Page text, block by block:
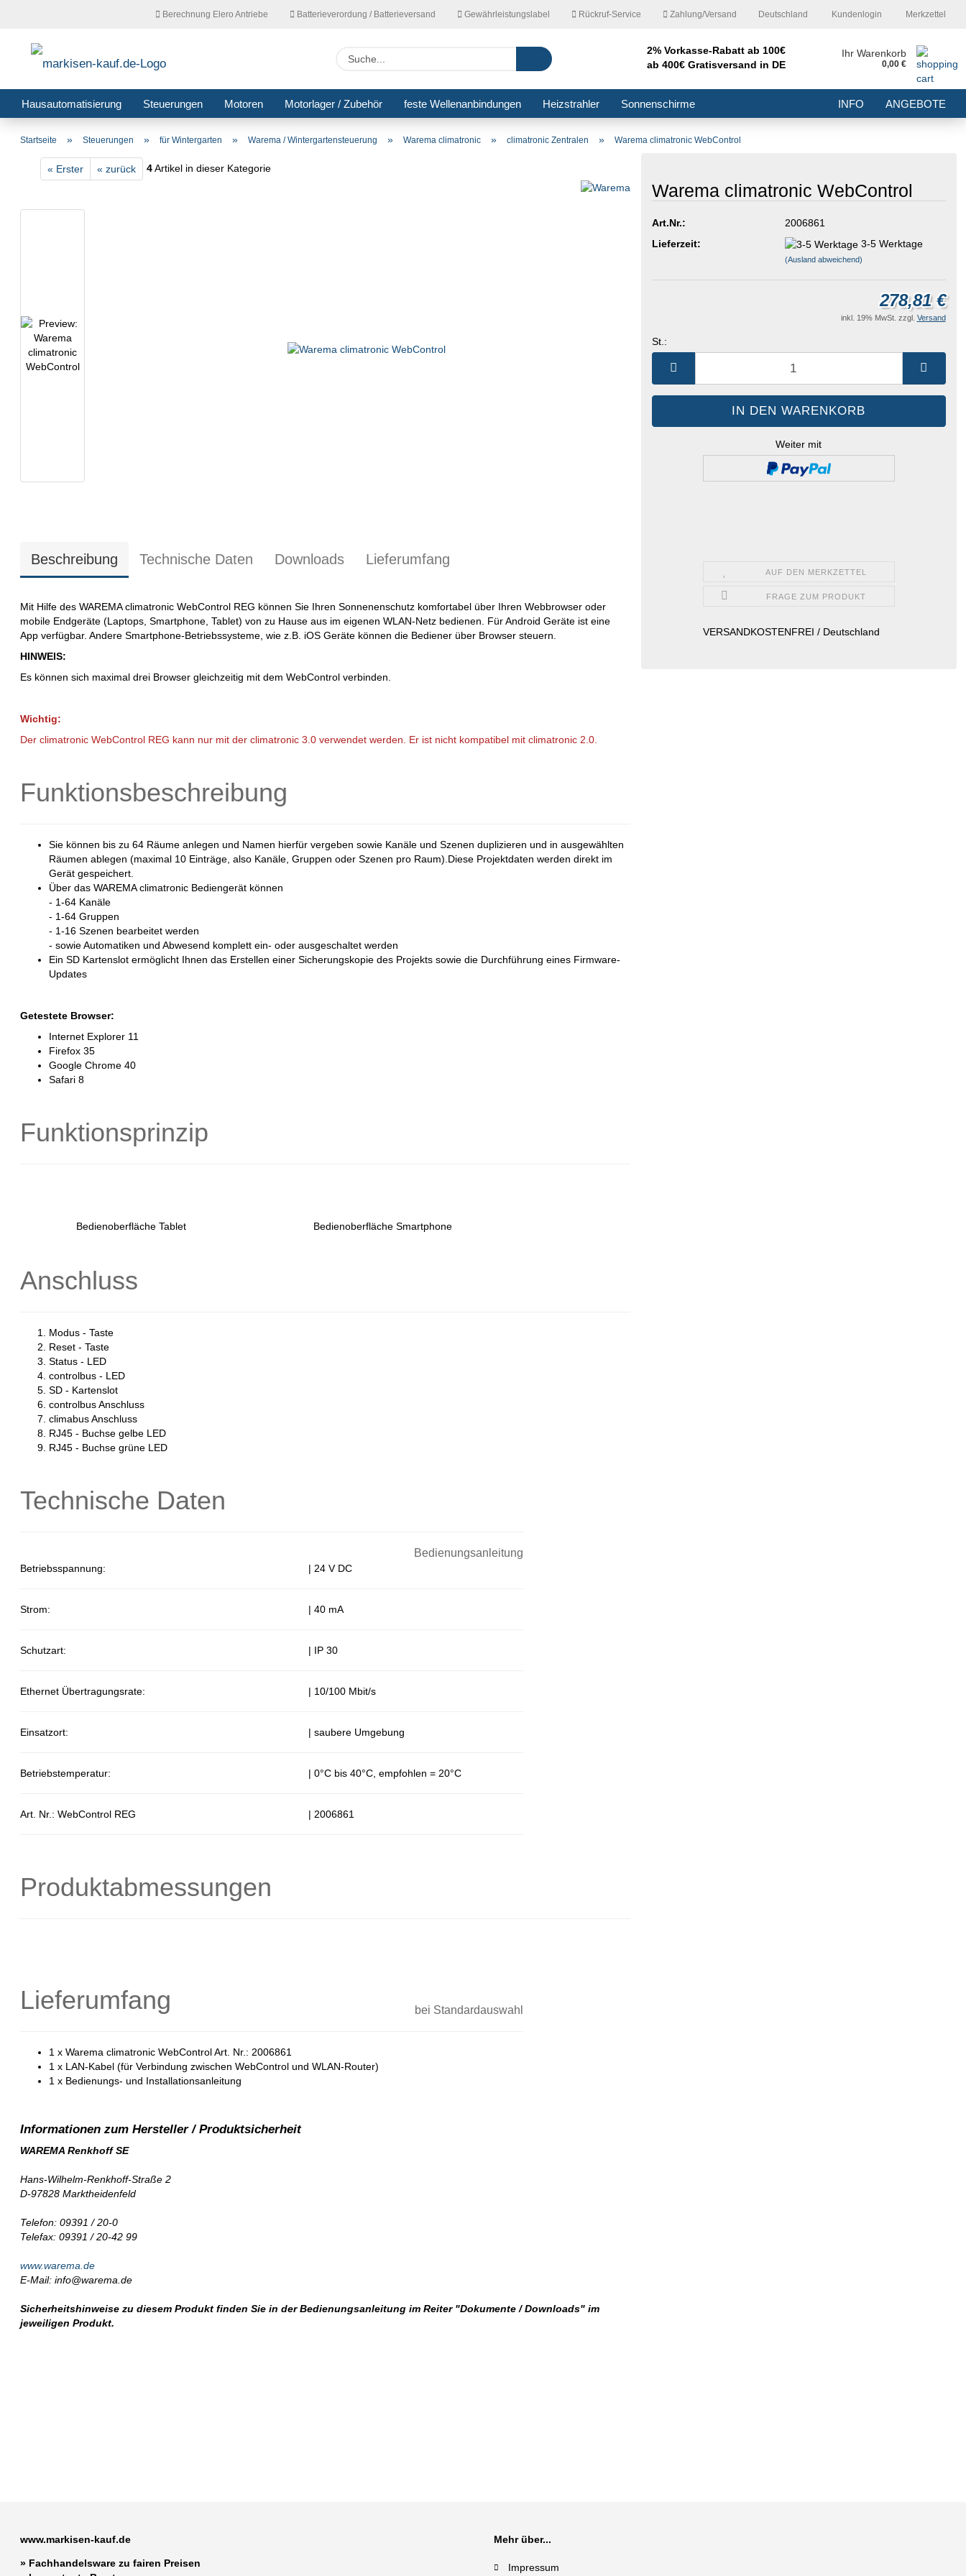
Berechnung Elero Antriebe Batterieverordung / Batterieversand Gewährleistungslabel Rückruf-Service Zahlung/Versand Deutschland
Lieferland
Kundenlogin
Konto erstellen
Passwort vergessen?
Merkzettel
Suche...
2% Vorkasse-Rabatt ab 100€
ab 400€ Gratisversand in DE
Ihr Warenkorb
0,00 €
Hausautomatisierung Steuerungen Motoren Motorlager / Zubehör feste Wellenanbindungen Heizstrahler Sonnenschirme INFO ANGEBOTE
Startseite » Steuerungen » für Wintergarten » Warema / Wintergartensteuerung » Warema climatronic » climatronic Zentralen » Warema climatronic WebControl
« Erster « zurück 4Artikel in dieser Kategorie
Warema climatronic WebControl
Art.Nr.:
2006861
Lieferzeit:
3-5 Werktage
(Ausland abweichend)
278,81 €
inkl. 19% MwSt. zzgl. Versand
St.:
Weiter mit
AUF DEN MERKZETTEL
FRAGE ZUM PRODUKT
VERSANDKOSTENFREI / Deutschland
Beschreibung Technische Daten Downloads Lieferumfang
Mit Hilfe des WAREMA climatronic WebControl REG können Sie Ihren Sonnenenschutz komfortabel über Ihren Webbrowser oder
mobile Endgeräte (Laptops, Smartphone, Tablet) von zu Hause aus im eigenen WLAN-Netz bedienen. Für Android Geräte ist eine
App verfügbar. Andere Smartphone-Betriebssysteme, wie z.B. iOS Geräte können die Bediener über Browser steuern.
HINWEIS:
Es können sich maximal drei Browser gleichzeitig mit dem WebControl verbinden.
Wichtig:
Der climatronic WebControl REG kann nur mit der climatronic 3.0 verwendet werden. Er ist nicht kompatibel mit climatronic 2.0.
Funktionsbeschreibung
Sie können bis zu 64 Räume anlegen und Namen hierfür vergeben sowie Kanäle und Szenen duplizieren und in ausgewählten
Räumen ablegen (maximal 10 Einträge, also Kanäle, Gruppen oder Szenen pro Raum).Diese Projektdaten werden direkt im
Gerät gespeichert.
Über das WAREMA climatronic Bediengerät können
- 1-64 Kanäle
- 1-64 Gruppen
- 1-16 Szenen bearbeitet werden
- sowie Automatiken und Abwesend komplett ein- oder ausgeschaltet werden
Ein SD Kartenslot ermöglicht Ihnen das Erstellen einer Sicherungskopie des Projekts sowie die Durchführung eines Firmware-
Updates
Getestete Browser:
Internet Explorer 11
Firefox 35
Google Chrome 40
Safari 8
Funktionsprinzip
Bedienoberfläche Tablet Bedienoberfläche Smartphone
Anschluss
Modus - Taste
Reset - Taste
Status - LED
controlbus - LED
SD - Kartenslot
controlbus Anschluss
climabus Anschluss
RJ45 - Buchse gelbe LED
RJ45 - Buchse grüne LED
Technische Daten
Bedienungsanleitung
Betriebsspannung: | 24 V DC
Strom: | 40 mA
Schutzart: | IP 30
Ethernet Übertragungsrate: | 10/100 Mbit/s
Einsatzort: | saubere Umgebung
Betriebstemperatur: | 0°C bis 40°C, empfohlen = 20°C
Art. Nr.: WebControl REG | 2006861
Produktabmessungen
Lieferumfang bei Standardauswahl
1 x Warema climatronic WebControl Art. Nr.: 2006861
1 x LAN-Kabel (für Verbindung zwischen WebControl und WLAN-Router)
1 x Bedienungs- und Installationsanleitung
WAREMA Renkhoff SE
Hans-Wilhelm-Renkhoff-Straße 2
D-97828 Marktheidenfeld
Telefon: 09391 / 20-0
Telefax: 09391 / 20-42 99
www.warema.de
E-Mail: info@warema.de
Sicherheitshinweise zu diesem Produkt finden Sie in der Bedienungsanleitung im Reiter "Dokumente / Downloads" im
jeweiligen Produkt.
www.markisen-kauf.de
» Fachhandelsware zu fairen Preisen
Mehr über...
Impressum